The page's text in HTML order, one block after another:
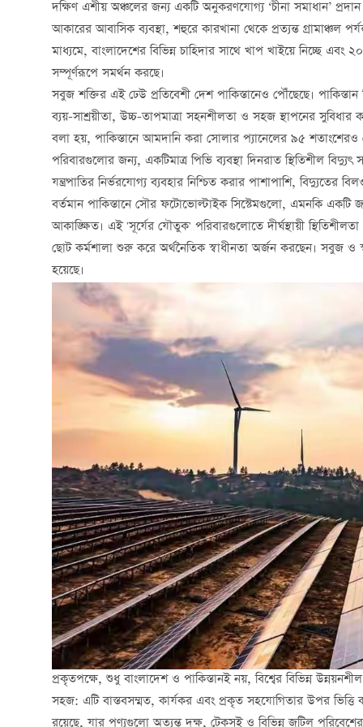
দক্ষিণ এশীয় অঞ্চলের জন্য একটি অনুকরণযোগ্য ‘চীনা সমাধান’
আকারের আবাসিক ব্যবস্থা, শহুরে কারখানা থেকে প্রত্যন্ত গ্রামাঞ্চল
মাধ্যমে, বাংলাদেশের বিভিন্ন চাহিদার সাথে খাপ খাইয়ে নিচ্ছে
সম্পূর্ণরূপে সমর্থন করছে।
সবুজ শক্তির এই ঢেউ প্রতিবেশী দেশ পাকিস্তানেও পৌঁছেছে। পাকিস্তান
ব্যয়-সাশ্রয়ীতা, উচ্চ-তাপমাত্রা সহনশীলতা ‌ও সহজ স্থাপনের সুবিধার
বলা হয়, পাকিস্তানে আমদানি করা সোলার প্যানেলের ৯৫
পরিবারগুলোর জন্য, একটিমাত্র পিভি ব্যবস্থা দিনরাত স্থিতিশীল
যন্ত্রপাতির নির্ভরযোগ্য ব্যবহার নিশ্চিত করার পাশাপাশি, বিদ্যুতের
বর্তমান পাকিস্তানে সৌর ফটোভোল্টাইক সিস্টেমগুলো, এমনকি
আকাঙ্ক্ষিত। এই 'সূর্যের যৌতুক' পরিবারগুলোতে দীর্ঘস্থায়ী
ছোট কর্মশালা শুরু করে অর্থনৈতিক স্বাধীনতা অর্জন করছেন। সবুজ ও
হয়েছে।
প্রকৃতপক্ষে, শুধু বাংলাদেশ ও পাকিস্তানই নয়, বিশ্বের বিভিন্ন
সহজ: এটি বাস্তবসম্মত, কার্যকর এবং প্রকৃত সহযোগিতার উপর